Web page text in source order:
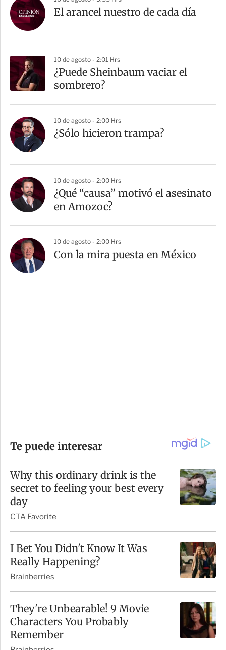
El arancel nuestro de cada día
10 de agosto - 2:01 Hrs
¿Puede Sheinbaum vaciar el
sombrero?
10 de agosto - 2:00 Hrs
¿Sólo hicieron trampa?
10 de agosto - 2:00 Hrs
¿Qué “causa” motivó el asesinato
en Amozoc?
10 de agosto - 2:00 Hrs
Con la mira puesta en México